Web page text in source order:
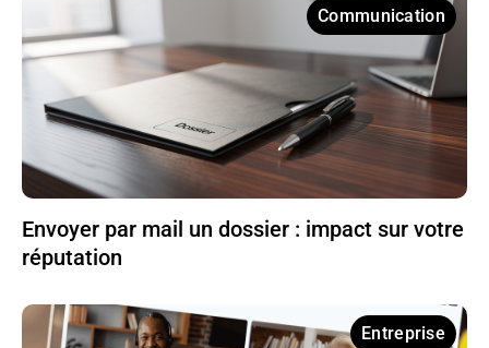
Communication
Envoyer par mail un dossier : impact sur votre
réputation
Entreprise